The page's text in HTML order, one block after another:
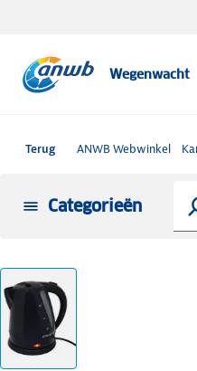
Wegenwacht
Terug ANWB Webwinkel
Categorieën